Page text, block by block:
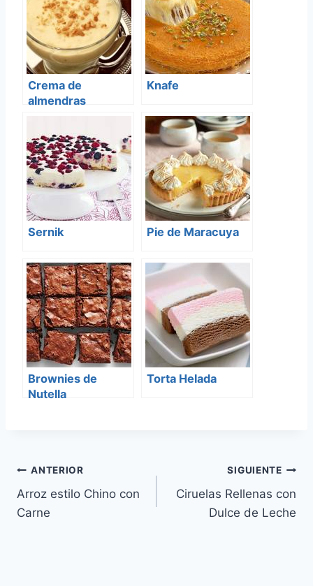
Crema de
almendras
Knafe
Sernik Pie de Maracuya
Brownies de
Nutella
Torta Helada
Navegación
de
ANTERIOR
Arroz estilo Chino con
Carne
SIGUIENTE
Ciruelas Rellenas con
Dulce de Leche